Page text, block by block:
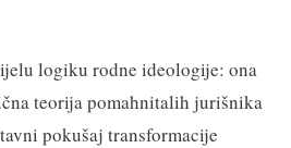
logiku rodne ideologije: ona
teorija pomahnitalih jurišnika
pokušaj transformacije